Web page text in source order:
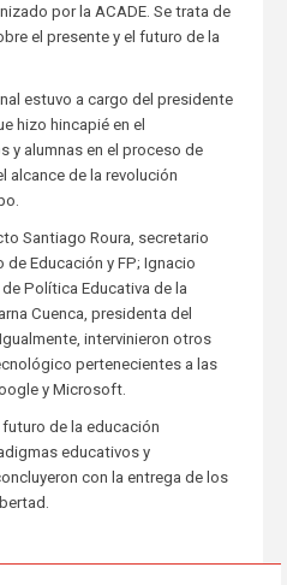
por la ACADE. Se trata de
el presente y el futuro de la
estuvo a cargo del presidente
hizo hincapié en el
y alumnas en el proceso de
alcance de la revolución
Santiago Roura, secretario
Educación y FP; Ignacio
Política Educativa de la
Cuenca, presidenta del
intervinieron otros
pertenecientes a las
y Microsoft.
de la educación
educativos y
con la entrega de los